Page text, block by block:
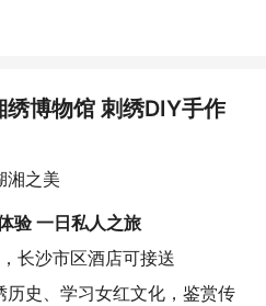
博物馆 刺绣DIY手作
湘之美
验 一日私人之旅
长沙市区酒店可接送
史、学习女红文化，鉴赏传